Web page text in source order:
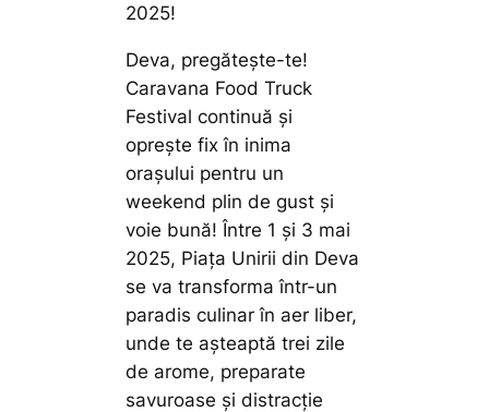
2025!
Deva, pregătește-te!
Caravana Food Truck
Festival continuă și
oprește fix în inima
orașului pentru un
weekend plin de gust și
voie bună! Între 1 și 3 mai
2025, Piața Unirii din Deva
se va transforma într-un
paradis culinar în aer liber,
unde te așteaptă trei zile
de arome, preparate
savuroase și distracție